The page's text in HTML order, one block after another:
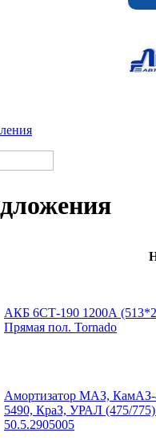
АКБ 6СТ-190 1200А
Прямая пол. Tornado
Амортизатор МАЗ, КамАЗ-
5490, КраЗ, УРАЛ (475/
50.5.2905005